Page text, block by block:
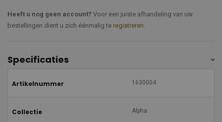
Heeft u nog geen account? Voor een juiste afhandeling van uw
bestellingen dient u zich éénmalig te registreren.
Specificaties
Artikelnummer 1630004
Collectie Alpha